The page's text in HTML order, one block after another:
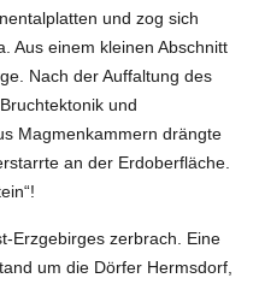
und zog sich
Aus einem kleinen Abschnitt
Nach der Auffaltung des
und
Magmenkammern drängte
an der Erdoberfläche.
Erzgebirges zerbrach. Eine
um die Dörfer Hermsdorf,